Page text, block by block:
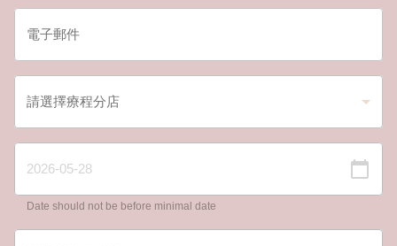
Date should not be before minimal date